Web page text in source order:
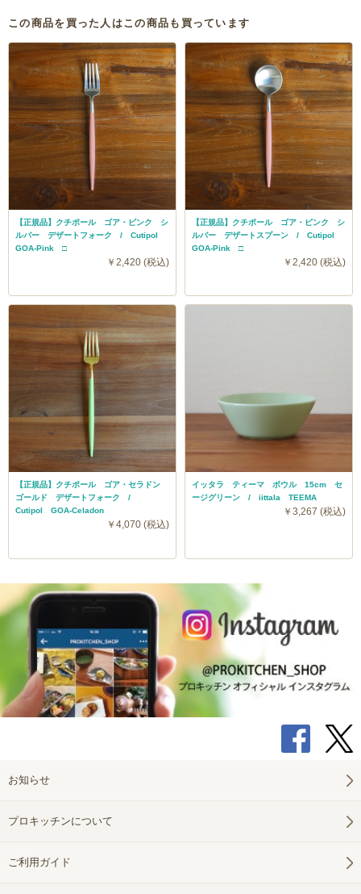
この商品を買った人はこの商品も買っています
【正規品】クチポール ゴア・ピンク シ
ルバー デザートフォーク / Cutipol
GOA-Pink □
￥2,420 (税込)
【正規品】クチポール ゴア・ピンク シ
ルバー デザートスプーン / Cutipol
GOA-Pink □
￥2,420 (税込)
【正規品】クチポール ゴア・セラドン
ゴールド デザートフォーク /
Cutipol GOA-Celadon
￥4,070 (税込)
イッタラ ティーマ ボウル 15cm セ
ージグリーン / iittala TEEMA
￥3,267 (税込)
お知らせ
プロキッチンについて
ご利用ガイド